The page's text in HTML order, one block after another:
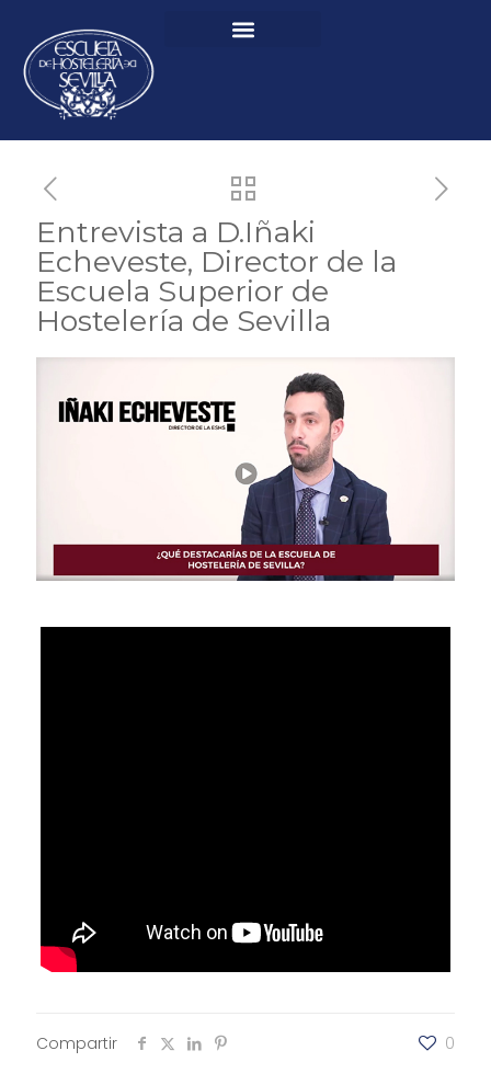
Entrevista a D.Iñaki
Echeveste, Director de la
Escuela Superior de
Hostelería de Sevilla
Compartir 0